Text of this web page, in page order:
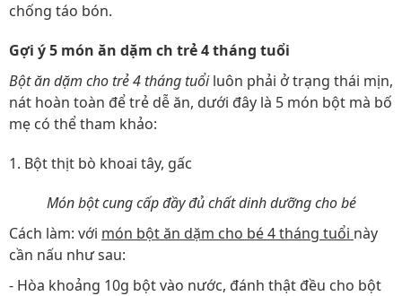
chống táo bón.
Gợi ý 5 món ăn dặm ch trẻ 4 tháng tuổi
Bột ăn dặm cho trẻ 4 tháng tuổiluôn phải ở trạng thái mịn,
nát hoàn toàn để trẻ dễ ăn, dưới đây là 5 món bột mà bố
mẹ có thể tham khảo:
1. Bột thịt bò khoai tây, gấc
Món bột cung cấp đầy đủ chất dinh dưỡng cho bé
Cách làm: với món bột ăn dặm cho bé 4 tháng tuổi này
cần nấu như sau:
- Hòa khoảng 10g bột vào nước, đánh thật đều cho bột